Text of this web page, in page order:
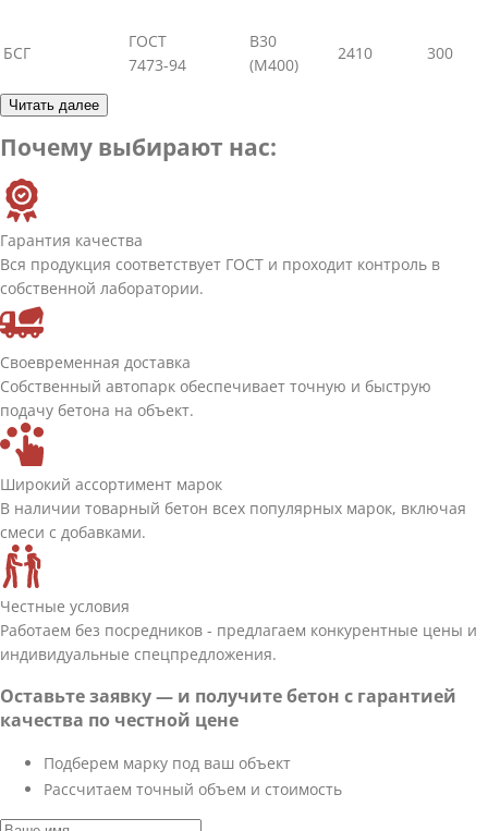
БСГ
ГОСТ
7473-94
В30
(М400)
2410 300
Читать далее
Почему выбирают нас:
Гарантия качества
Вся продукция соответствует ГОСТ и проходит контроль в
собственной лаборатории.
Своевременная доставка
Собственный автопарк обеспечивает точную и быструю
подачу бетона на объект.
Широкий ассортимент марок
В наличии товарный бетон всех популярных марок, включая
смеси с добавками.
Честные условия
Работаем без посредников - предлагаем конкурентные цены и
индивидуальные спецпредложения.
Оставьте заявку — и получите бетон с гарантией
качества по честной цене
Подберем марку под ваш объект
Рассчитаем точный объем и стоимость